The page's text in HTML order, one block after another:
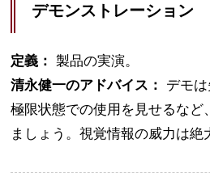
デモンストレーション
定義： 製品の実演。
清永健一のアドバイス：
デモ
極限状態での使用を見せるなど
ましょう。視覚情報の威力は絶